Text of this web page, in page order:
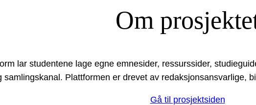
Om
lar studentene lage egne emnesider, ressurssider,
samlingskanal. Plattformen er drevet av redaksjonsansvarlige,
Gå til prosjektsiden